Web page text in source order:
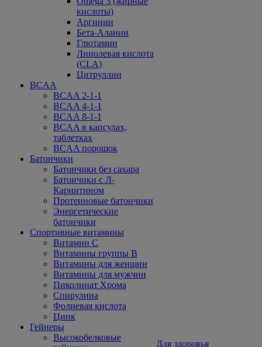
кислоты)
Аргинин
Бета-Аланин
Глютамин
Линолевая кислота
(CLA)
Цитруллин
BCAA
BCAA 2-1-1
BCAA 4-1-1
BCAA 8-1-1
BCAA в капсулах,
таблетках
BCAA порошок
Батончики
Батончики без сахара
Батончики с Л-
Карнитином
Протеиновые батончики
Энергетические
батончики
Спортивные витамины
Витамин С
Витамины группы В
Витамины для женщин
Витамины для мужчин
Пиколинат Хрома
Спирулина
Фолиевая кислота
Цинк
Гейнеры
Высокобелковые
Для здоровья